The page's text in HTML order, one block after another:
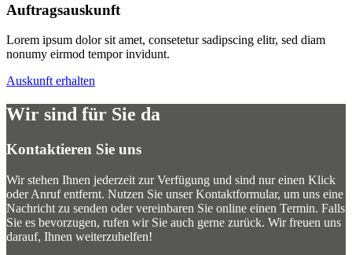
Auftragsauskunft
Lorem ipsum dolor sit amet, consetetur sadipscing elitr, sed diam
nonumy eirmod tempor invidunt.
Auskunft erhalten
Wir sind für Sie da
Kontaktieren Sie uns
Wir stehen Ihnen jederzeit zur Verfügung und sind nur einen Klick
oder Anruf entfernt. Nutzen Sie unser Kontaktformular, um uns eine
Nachricht zu senden oder vereinbaren Sie online einen Termin. Falls
Sie es bevorzugen, rufen wir Sie auch gerne zurück. Wir freuen uns
darauf, Ihnen weiterzuhelfen!